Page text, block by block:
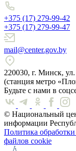
+375 (17) 279-99-42
+375 (17) 279-99-47
mail@center.gov.by
220030, г. Минск, ул.
(станция метро
Будьте с нами в
© Национальный
информации
Политика
файлов cookie